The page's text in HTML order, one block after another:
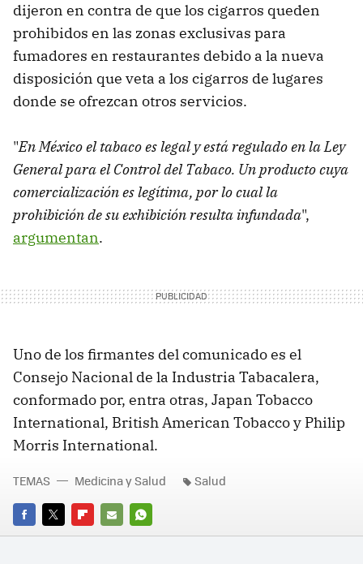
dijeron en contra de que los cigarros queden
prohibidos en las zonas exclusivas para
fumadores en restaurantes debido a la nueva
disposición que veta a los cigarros de lugares
donde se ofrezcan otros servicios.
"En México el tabaco es legal y está regulado en la Ley
General para el Control del Tabaco. Un producto cuya
comercialización es legítima, por lo cual la
prohibición de su exhibición resulta infundada",
argumentan.
Uno de los firmantes del comunicado es el
Consejo Nacional de la Industria Tabacalera,
conformado por, entra otras, Japan Tobacco
International, British American Tobacco y Philip
Morris International.
FACEBOOK
TWITTERFLIPBOARD
E-
WHATSAPP
TEMAS Medicina y Salud Salud